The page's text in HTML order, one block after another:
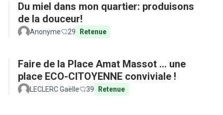
Du miel dans mon quartier: produisons
de la douceur!
Anonyme 29 Retenue
Faire de la Place Amat Massot ... une
place ECO-CITOYENNE conviviale !
LECLERC Gaëlle 39 Retenue